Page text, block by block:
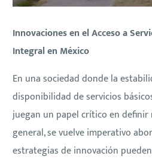
Innovaciones en el Acceso a
Integral en México
En una sociedad donde la
disponibilidad de servicios
juegan un papel crítico en
general, se vuelve imperativo
estrategias de innovación